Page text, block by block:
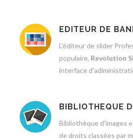
EDITEUR DE
L'éditeur de slider
populaire, Revolution
interface
BIBLIOTHEQUE
Bibliothèque d'images
de droits classées par